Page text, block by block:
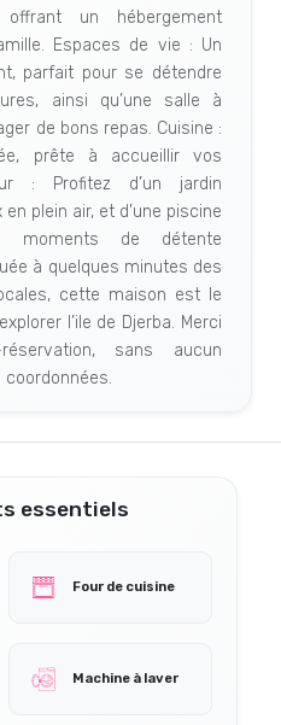
un hébergement
Espaces de vie : Un
parfait pour se détendre
ainsi qu’une salle à
de bons repas. Cuisine :
prête à accueillir vos
: Profitez d’un jardin
plein air, et d’une piscine
moments de détente
à quelques minutes des
cette maison est le
l’ile de Djerba. Merci
sans aucun
essentiels
Four de cuisine
Machine à laver